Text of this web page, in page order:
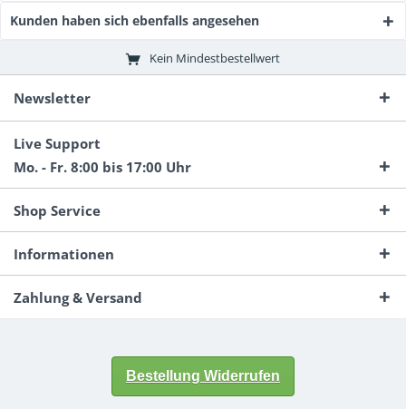
Kunden haben sich ebenfalls angesehen
Kein Mindestbestellwert
Newsletter
Live Support
Mo. - Fr. 8:00 bis 17:00 Uhr
Shop Service
Informationen
Zahlung & Versand
Bestellung Widerrufen